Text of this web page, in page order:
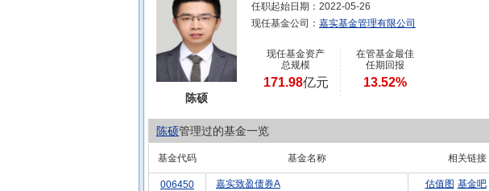
陈硕
任职起始日期： 2022-05-26
现任基金公司： 嘉实基金管理有限公司
现任基金资产
总规模
171.98亿元
在管基金最佳
任期回报
13.52%
陈硕管理过的基金一览
基金代码 基金名称 相关链接
006450 嘉实致盈债券A 估值图 基金吧